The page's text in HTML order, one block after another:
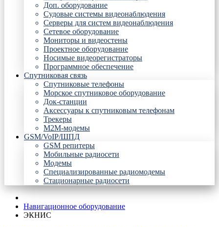
Доп. оборудование
Судовые системы видеонаблюдения
Серверы для систем видеонаблюдения
Сетевое оборудование
Мониторы и видеостены
Проектное оборудование
Носимые видеорегистраторы
Программное обеспечение
Спутниковая связь
Спутниковые телефоны
Морское спутниковое оборудование
Док-станции
Аксессуары к спутниковым телефонам
Трекеры
М2М-модемы
GSM/VoIP/ШПД
GSM репитеры
Мобильные радиосети
Модемы
Специализированные радиомодемы
Стационарные радиосети
Навигационное оборудование
ЭКНИС